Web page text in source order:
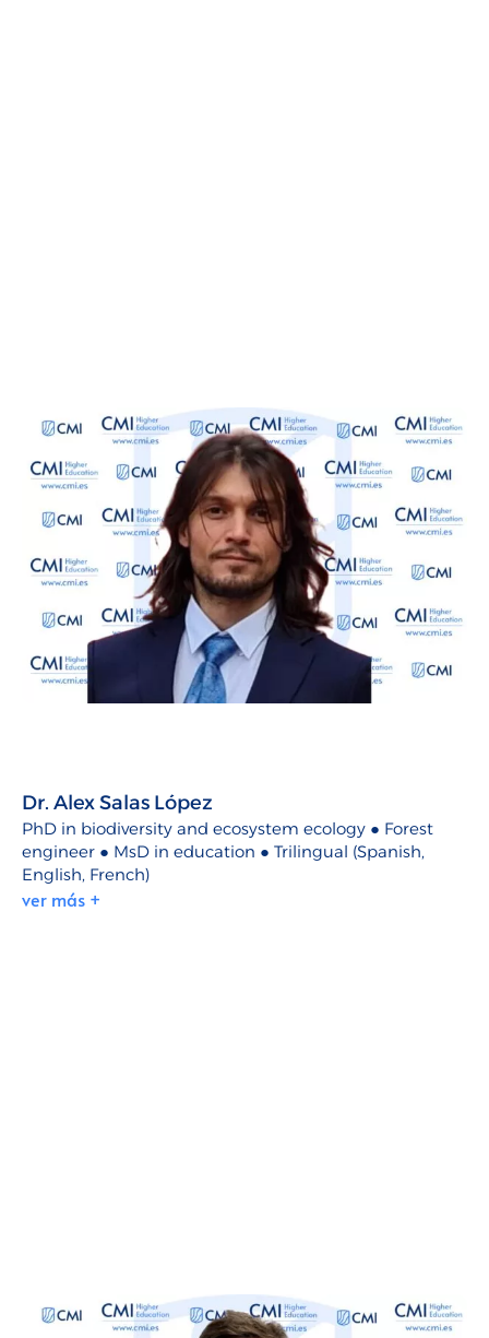
Dr. Alex Salas López
PhD in biodiversity and ecosystem ecology ● Forest
engineer ● MsD in education ● Trilingual (Spanish,
English, French)
ver más +